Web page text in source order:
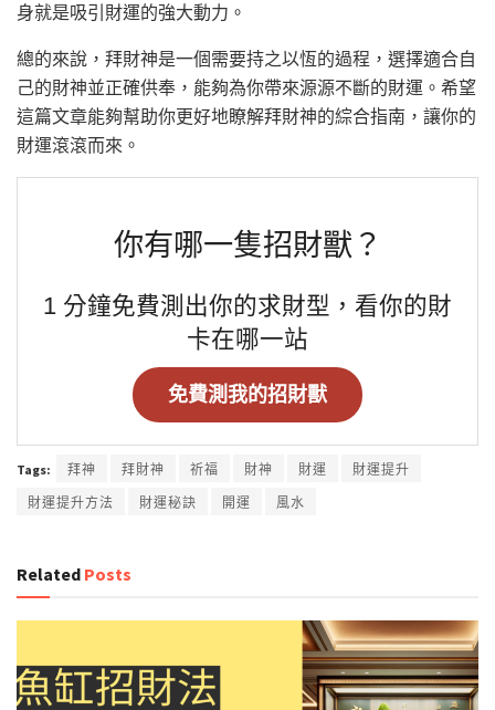
身就是吸引財運的強大動力。
總的來說，拜財神是一個需要持之以恆的過程，選擇適合自
己的財神並正確供奉，能夠為你帶來源源不斷的財運。希望
這篇文章能夠幫助你更好地瞭解拜財神的綜合指南，讓你的
財運滾滾而來。
你有哪一隻招財獸？
1 分鐘免費測出你的求財型，看你的財
卡在哪一站
免費測我的招財獸
Tags: 拜神 拜財神 祈福 財神 財運
財運提升
財運提升方法
財運秘訣 開運 風水
Related Posts